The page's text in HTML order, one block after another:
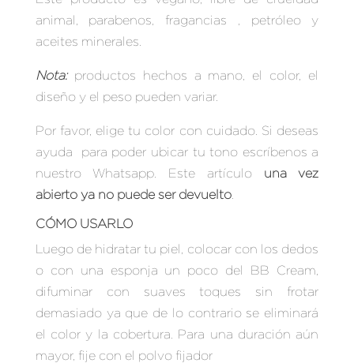
animal, parabenos, fragancias , petróleo y
aceites minerales.
Nota:productos hechos a mano, el color, el
diseño y el peso pueden variar.
Por favor, elige tu color con cuidado. Si deseas
ayuda para poder ubicar tu tono escríbenos a
nuestro Whatsapp. Este artículo una vez
abierto ya no puede ser devuelto.
CÓMO USARLO
Luego de hidratar tu piel, colocar con los dedos
o con una esponja un poco del BB Cream,
difuminar con suaves toques sin frotar
demasiado ya que de lo contrario se eliminará
el color y la cobertura. Para una duración aún
mayor, fije con el polvo fijador